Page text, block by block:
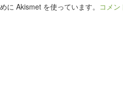
に Akismet を使っています。 コメ